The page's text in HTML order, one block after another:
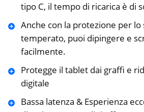
tipo C, il tempo di ricarica è di
Anche con la protezione per
temperato, puoi dipingere e
facilmente.
Protegge il tablet dai graffi e
digitale
Bassa latenza & Esperienza